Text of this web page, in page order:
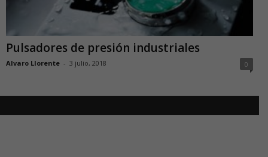
Pulsadores de presión industriales
Alvaro Llorente - 3 julio, 2018 0